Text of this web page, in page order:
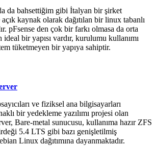
da bahsettiğim gibi İtalyan bir şirket
kaynak olarak dağıtılan bir linux tabanlı
pFsense den çok bir farkı olmasa da orta
bir yapısı vardır, kurulumu kullanımı
tüketmeyen bir yapıya sahiptir.
ve fiziksel ana bilgisayarları
bir yedekleme yazılımı projesi olan
Bare-metal sunucusu, kullanıma hazır ZFS
5.4 LTS gibi bazı genişletilmiş
Linux dağıtımına dayanmaktadır.